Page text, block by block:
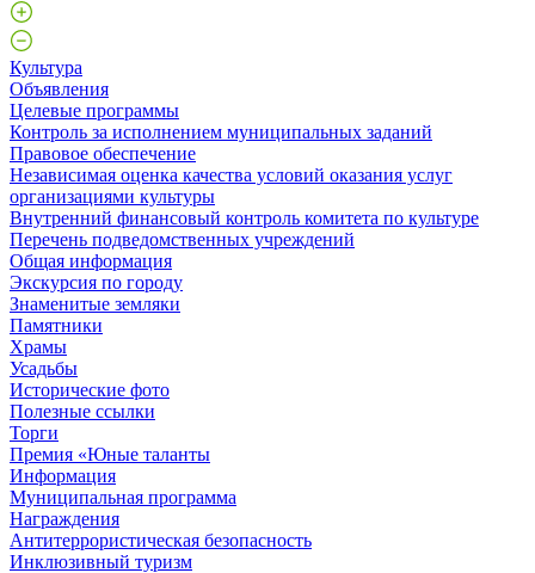
Культура
Объявления
Целевые программы
Контроль за исполнением муниципальных заданий
Правовое обеспечение
Независимая оценка качества условий оказания услуг
организациями культуры
Внутренний финансовый контроль комитета по культуре
Перечень подведомственных учреждений
Общая информация
Экскурсия по городу
Знаменитые земляки
Памятники
Храмы
Усадьбы
Исторические фото
Полезные ссылки
Торги
Премия «Юные таланты
Информация
Муниципальная программа
Награждения
Антитеррористическая безопасность
Инклюзивный туризм